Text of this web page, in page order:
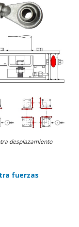
desplazamiento
fuerzas